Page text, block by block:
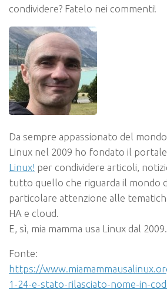
condividere? Fatelo nei commenti!
Da sempre appassionato del
Linux nel 2009 ho fondato il portale
Linux! per condividere articoli,
tutto quello che riguarda il mondo
particolare attenzione alle
HA e cloud.
E, sì, mia mamma usa Linux dal 2009.
Fonte:
https://
1-24-e-stato-rilasciato-nome-in-